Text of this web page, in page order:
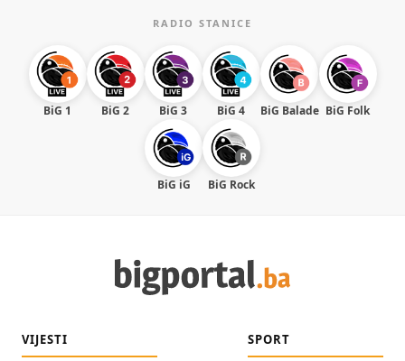
RADIO STANICE
BiG 1 BiG 2 BiG 3 BiG 4 BiG Balade BiG Folk
BiG iG BiG Rock
VIJESTI SPORT